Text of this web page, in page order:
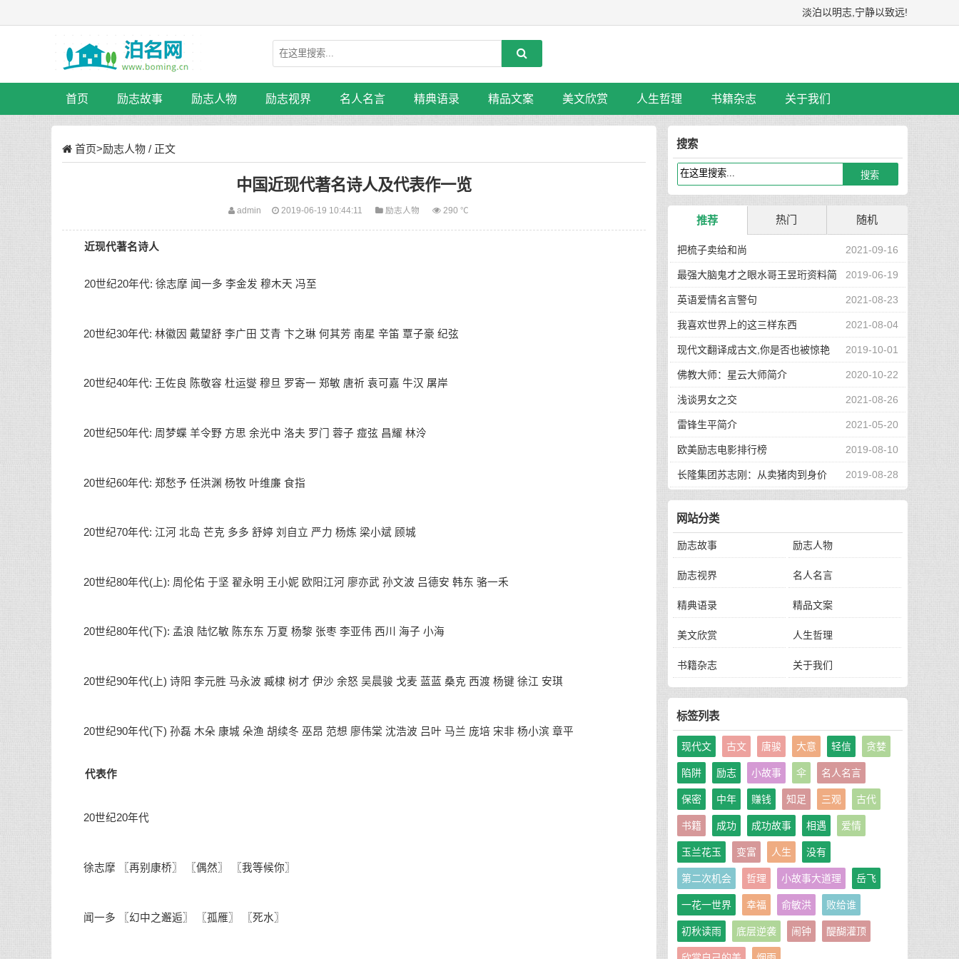
淡泊以明志,宁静以致远!
首页 励志故事 励志人物 励志视界 名人名言 精典语录 精品文案 美文欣赏 人生哲理 书籍杂志 关于我们
首页>励志人物 / 正文
中国近现代著名诗人及代表作一览
admin 2019-06-19 10:44:11 励志人物 290 ℃
近现代著名诗人
20世纪20年代: 徐志摩 闻一多 李金发 穆木天 冯至
20世纪30年代: 林徽因 戴望舒 李广田 艾青 卞之琳 何其芳 南星 辛笛 覃子豪 纪弦
20世纪40年代: 王佐良 陈敬容 杜运燮 穆旦 罗寄一 郑敏 唐祈 袁可嘉 牛汉 屠岸
20世纪50年代: 周梦蝶 羊令野 方思 余光中 洛夫 罗门 蓉子 痖弦 昌耀 林泠
20世纪60年代: 郑愁予 任洪渊 杨牧 叶维廉 食指
20世纪70年代: 江河 北岛 芒克 多多 舒婷 刘自立 严力 杨炼 梁小斌 顾城
20世纪80年代(上): 周伦佑 于坚 翟永明 王小妮 欧阳江河 廖亦武 孙文波 吕德安 韩东 骆一禾
20世纪80年代(下): 孟浪 陆忆敏 陈东东 万夏 杨黎 张枣 李亚伟 西川 海子 小海
20世纪90年代(上) 诗阳 李元胜 马永波 臧棣 树才 伊沙 余怒 吴晨骏 戈麦 蓝蓝 桑克 西渡 杨键 徐江 安琪
20世纪90年代(下) 孙磊 木朵 康城 朵渔 胡续冬 巫昂 范想 廖伟棠 沈浩波 吕叶 马兰 庞培 宋非 杨小滨 章平
代表作
20世纪20年代
徐志摩 〖再别康桥〗 〖偶然〗 〖我等候你〗
闻一多 〖幻中之邂逅〗 〖孤雁〗 〖死水〗
搜索
推荐 热门 随机
2021-09-16
把梳子卖给和尚
2019-06-19
最强大脑鬼才之眼水哥王昱珩资料简
介 2021-08-23
英语爱情名言警句
2021-08-04
我喜欢世界上的这三样东西
2019-10-01
现代文翻译成古文,你是否也被惊艳
到了 2020-10-22
佛教大师：星云大师简介
2021-08-26
浅谈男女之交
2021-05-20
雷锋生平简介
2019-08-10
欧美励志电影排行榜
2019-08-28
长隆集团苏志刚：从卖猪肉到身价
130亿，他的秘诀是？
网站分类
励志故事 励志人物
励志视界 名人名言
精典语录 精品文案
美文欣赏 人生哲理
书籍杂志 关于我们
标签列表
现代文 古文 唐骏 大意 轻信 贪婪
陷阱 励志 小故事 伞 名人名言
保密 中年 赚钱 知足 三观 古代
书籍 成功 成功故事 相遇 爱情
玉兰花玉 变富 人生 没有
第二次机会 哲理 小故事大道理 岳飞
一花一世界 幸福 俞敏洪 败给谁
初秋读雨 底层逆袭 闹钟 醍醐灌顶